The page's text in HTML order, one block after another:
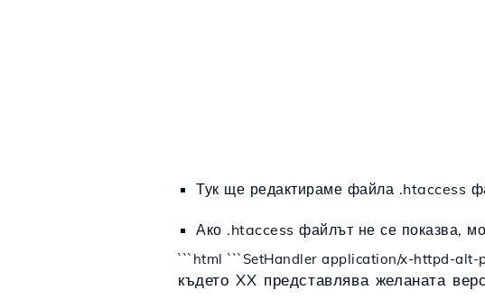
Тук ще редактираме файла .htaccess
Ако .htaccess файлът не се показва,
```html ```SetHandler application/x-httpd-alt-
където XX представлява желаната